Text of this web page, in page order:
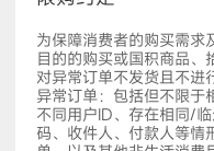
为保障消费者的购买需求
目的的购买或国积商品、
对异常订单不发货且不进
异常订单：包括但不限于
不同用户ID、存在相同/
码、收件人、付款人等情